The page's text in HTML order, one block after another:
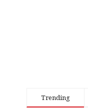
Trending